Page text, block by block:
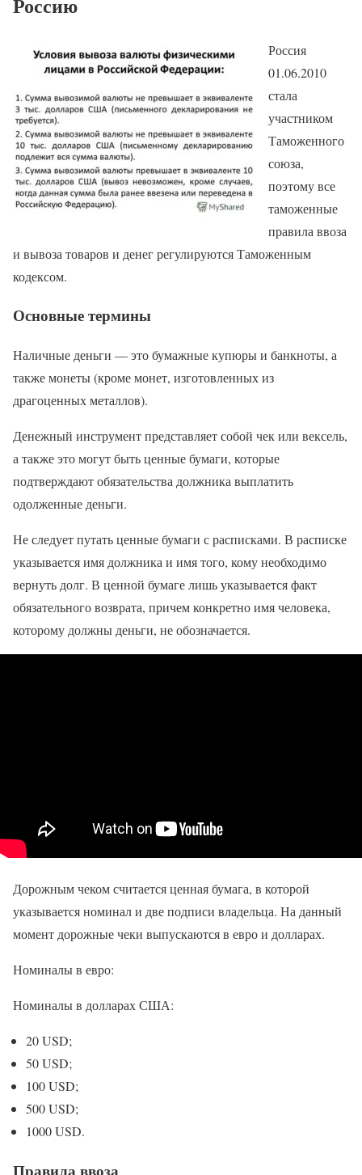
Россия
01.06.2010
стала
участником
Таможенного
союза,
поэтому все
таможенные
правила ввоза
и вывоза товаров и денег регулируются Таможенным
кодексом.
Основные термины
Наличные деньги — это бумажные купюры и банкноты, а
также монеты (кроме монет, изготовленных из
драгоценных металлов).
Денежный инструмент представляет собой чек или вексель,
а также это могут быть ценные бумаги, которые
подтверждают обязательства должника выплатить
одолженные деньги.
Не следует путать ценные бумаги с расписками. В расписке
указывается имя должника и имя того, кому необходимо
вернуть долг. В ценной бумаге лишь указывается факт
обязательного возврата, причем конкретно имя человека,
которому должны деньги, не обозначается.
Дорожным чеком считается ценная бумага, в которой
указывается номинал и две подписи владельца. На данный
момент дорожные чеки выпускаются в евро и долларах.
Номиналы в евро:
Номиналы в долларах США:
20 USD;
50 USD;
100 USD;
500 USD;
1000 USD.
Правила ввоза